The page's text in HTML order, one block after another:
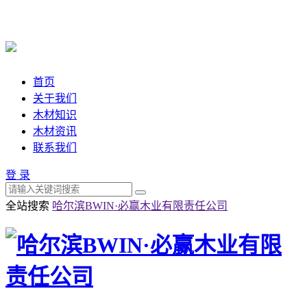
首页
关于我们
木材知识
木材资讯
联系我们
登 录
全站搜索 哈尔滨BWIN·必赢木业有限责任公司